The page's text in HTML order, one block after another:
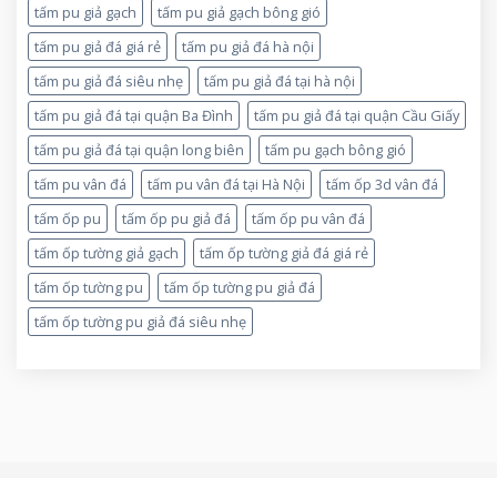
tấm pu giả gạch
tấm pu giả gạch bông gió
tấm pu giả đá giá rẻ
tấm pu giả đá hà nội
tấm pu giả đá siêu nhẹ
tấm pu giả đá tại hà nội
tấm pu giả đá tại quận Ba Đình
tấm pu giả đá tại quận Cầu Giấy
tấm pu giả đá tại quận long biên
tấm pu gạch bông gió
tấm pu vân đá
tấm pu vân đá tại Hà Nội
tấm ốp 3d vân đá
tấm ốp pu
tấm ốp pu giả đá
tấm ốp pu vân đá
tấm ốp tường giả gạch
tấm ốp tường giả đá giá rẻ
tấm ốp tường pu
tấm ốp tường pu giả đá
tấm ốp tường pu giả đá siêu nhẹ